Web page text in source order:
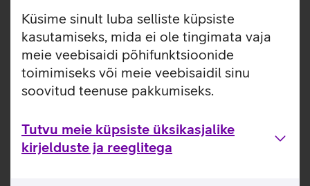
Küsime sinult luba selliste küpsiste
kasutamiseks, mida ei ole tingimata vaja
meie veebisaidi põhifunktsioonide
toimimiseks või meie veebisaidil sinu
soovitud teenuse pakkumiseks.
Tutvu meie küpsiste üksikasjalike
kirjelduste ja reeglitega